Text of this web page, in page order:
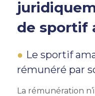
de sportif
Le sportif
rémunéré par
La rémunération